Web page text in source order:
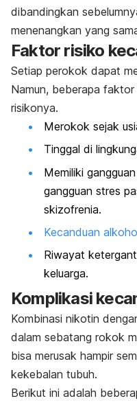
dibandingkan
menenangkan yang
Faktor risiko
Setiap perokok dapat
Namun, beberapa
risikonya.
Merokok sejak
Tinggal di
Memiliki
gangguan stres
skizofrenia.
Kecanduan
Riwayat
keluarga.
Komplikasi
Kombinasi nikotin
dalam sebatang rokok
bisa merusak hampir
kekebalan tubuh.
Berikut ini adalah